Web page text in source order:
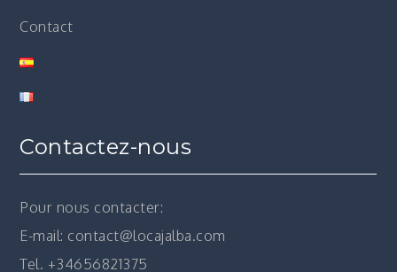
Contact
Contactez-nous
Pour nous contacter:
E-mail: contact@locajalba.com
Tel. +34656821375